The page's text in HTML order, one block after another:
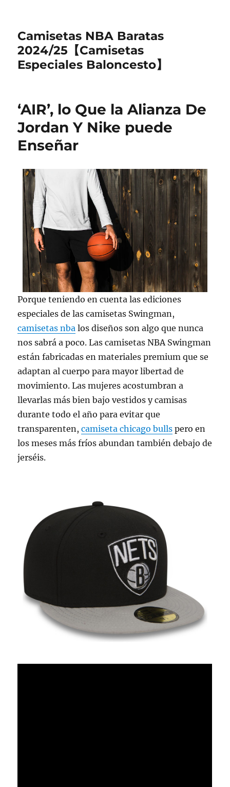
Camisetas NBA Baratas
2024/25【Camisetas
Especiales Baloncesto】
‘AIR’, lo Que la Alianza De
Jordan Y Nike puede
Enseñar
Porque teniendo en cuenta las ediciones
especiales de las camisetas Swingman,
camisetas nba los diseños son algo que nunca
nos sabrá a poco. Las camisetas NBA Swingman
están fabricadas en materiales premium que se
adaptan al cuerpo para mayor libertad de
movimiento. Las mujeres acostumbran a
llevarlas más bien bajo vestidos y camisas
durante todo el año para evitar que
transparenten,camiseta chicago bulls pero en
los meses más fríos abundan también debajo de
jerséis.